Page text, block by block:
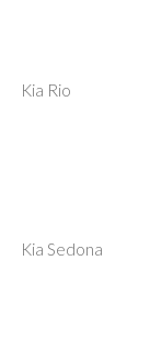
Kia Rio
Kia Sedona